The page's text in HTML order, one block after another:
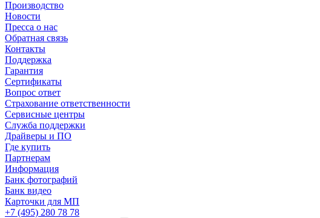
Производство
Новости
Пресса о нас
Обратная связь
Контакты
Поддержка
Гарантия
Сертификаты
Вопрос ответ
Страхование ответственности
Сервисные центры
Служба поддержки
Драйверы и ПО
Где купить
Партнерам
Информация
Банк фотографий
Банк видео
Карточки для МП
+7 (495) 280 78 78